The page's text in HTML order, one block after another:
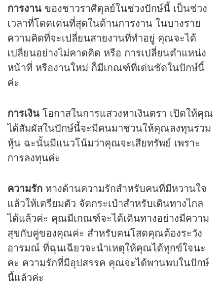
การงาน ของชาวราศีตุลย์ในช่วงปักษ์นี้ เป็นช่วง
เวลาที่โดดเด่นที่สุดในด้านการงาน ในบางราย
ความคิดที่จะเปลี่ยนสายงานที่ทำอยู่ คุณจะได้
เปลี่ยนอย่างไม่คาดคิด หรือ การเปลี่ยนตำแหน่ง
หน้าที่ หรืองานใหม่ ก็มีเกณฑ์ที่เด่นชัดในปักษ์นี้
ค่ะ
การเงิน โอกาสในการแสวงหาเงินตรา เปิดให้คุณ
ได้สัมผัสในปักษ์นี้จะมีคนมาชวนให้คุณลงทุนร่วม
หุ้น ฉะนั้นมีแนวโน้มว่าคุณจะเสียทรัพย์ เพราะ
การลงทุนค่ะ
ความรัก ทางด้านความรักสำหรับคนที่มีหวานใจ
แล้วให้เตรียมตัว จัดกระเป๋าสำหรับเดินทางไกล
ได้แล้วค่ะ คุณมีเกณฑ์จะได้เดินทางอย่างมีความ
สุขกับคู่ของคุณค่ะ สำหรับคนโสดคุณต้องระวัง
อารมณ์ ที่ฉุนเฉียวจะนำเหตุให้คุณได้ทุกข์ใจนะ
คะ ความรักที่มีอุปสรรค คุณจะได้พานพบในปักษ์
นี้แล้วค่ะ